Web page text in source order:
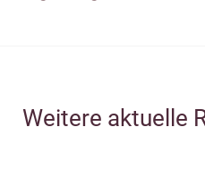
Weitere aktuelle